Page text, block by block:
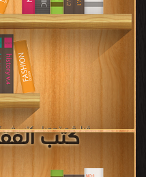
كتب
قراءة و تحميل كتب في كتب